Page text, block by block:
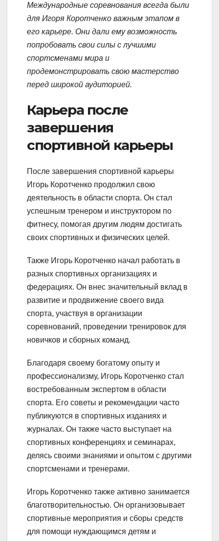
Международные соревнования всегда были
для Игоря Коротченко важным этапом в
его карьере. Они дали ему возможность
попробовать свои силы с лучшими
спортсменами мира и
продемонстрировать свою мастерство
перед широкой аудиторией.
Карьера после
завершения
спортивной карьеры
После завершения спортивной карьеры
Игорь Коротченко продолжил свою
деятельность в области спорта. Он стал
успешным тренером и инструктором по
фитнесу, помогая другим людям достигать
своих спортивных и физических целей.
Также Игорь Коротченко начал работать в
разных спортивных организациях и
федерациях. Он внес значительный вклад в
развитие и продвижение своего вида
спорта, участвуя в организации
соревнований, проведении тренировок для
новичков и сборных команд.
Благодаря своему богатому опыту и
профессионализму, Игорь Коротченко стал
востребованным экспертом в области
спорта. Его советы и рекомендации часто
публикуются в спортивных изданиях и
журналах. Он также часто выступает на
спортивных конференциях и семинарах,
делясь своими знаниями и опытом с другими
спортсменами и тренерами.
Игорь Коротченко также активно занимается
благотворительностью. Он организовывает
спортивные мероприятия и сборы средств
для помощи нуждающимся детям и